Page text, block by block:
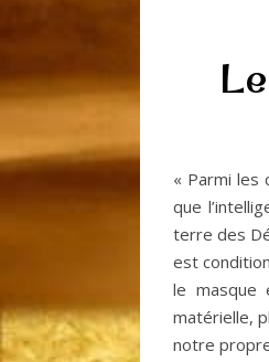
« Parmi les
que
terre des
est
le masque
matérielle,
notre